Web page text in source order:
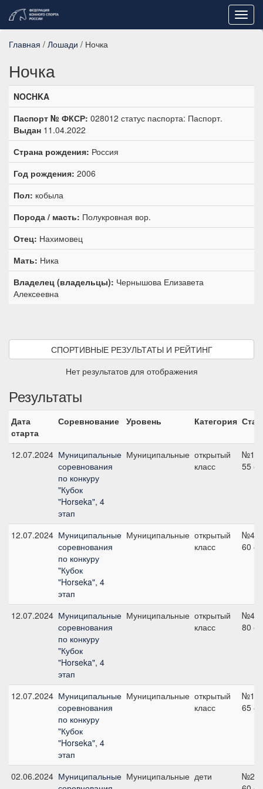
Главная / Лошади / Ночка
Ночка
NOCHKA
Паспорт № ФКСР: 028012 статус паспорта: Паспорт.
Выдан 11.04.2022
Страна рождения: Россия
Год рождения: 2006
Пол: кобыла
Порода / масть: Полукровная вор.
Отец: Нахимовец
Мать: Ника
Владелец (владельцы): Чернышова Елизавета
Алексеевна
СПОРТИВНЫЕ РЕЗУЛЬТАТЫ И РЕЙТИНГ
Нет результатов для отображения
Результаты
Дата
старта
Соревнование Уровень Категория
12.07.2024 Муниципальные
соревнования
по конкуру
"Кубок
"Horseka", 4
этап
Муниципальные открытый
класс
№1,
55 см
12.07.2024 Муниципальные
соревнования
по конкуру
"Кубок
"Horseka", 4
этап
Муниципальные открытый
класс
№4,
60 см
12.07.2024 Муниципальные
соревнования
по конкуру
"Кубок
"Horseka", 4
этап
Муниципальные открытый
класс
№4,
80 см
12.07.2024 Муниципальные
соревнования
по конкуру
"Кубок
"Horseka", 4
этап
Муниципальные открытый
класс
№1,
65 см
02.06.2024 Муниципальные Муниципальные дети
№2,